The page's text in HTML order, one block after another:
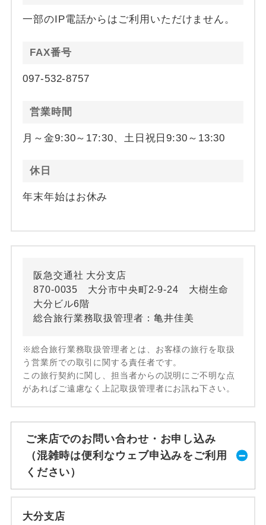
一部のIP電話からはご利用いただけません。
FAX番号
097-532-8757
営業時間
月～金9:30～17:30、土日祝日9:30～13:30
休日
年末年始はお休み
阪急交通社 大分支店
870-0035 大分市中央町2-9-24 大樹生命
大分ビル6階
総合旅行業務取扱管理者：亀井佳美
※総合旅行業務取扱管理者とは、お客様の旅行を取扱
う営業所での取引に関する責任者です。
この旅行契約に関し、担当者からの説明にご不明な点
があればご遠慮なく上記取扱管理者にお訊ね下さい。
ご来店でのお問い合わせ・お申し込み
（混雑時は便利なウェブ申込みをご利用
ください）
大分支店